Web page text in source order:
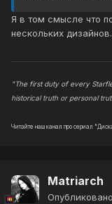
Я в том смысле что
нескольких дизайнов.
"The first duty of every
historical truth or personal
Читайте наш канал про сериал
Matriarch
Опубликовано